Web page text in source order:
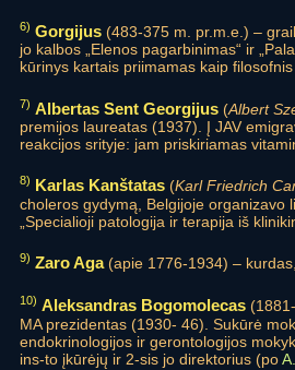
6) Gorgijus (483-375 m. pr.m.e.) –
jo kalbos „Elenos pagarbinimas“ ir
kūrinys kartais priimamas kaip
7) Albertas Sent Georgijus (Albert
premijos laureatas (1937). Į JAV
reakcijos srityje: jam priskiriamas
8) Karlas Kanštatas (Karl Friedrich
choleros gydymą, Belgijoje organizavo
„Specialioji patologija ir terapija iš
9) Zaro Aga(apie 1776-1934) –
10) Aleksandras Bogomolecas
MA prezidentas (1930- 46). Sukūrė
endokrinologijos ir gerontologijos
ins-to įkūrėjų ir 2-sis jo direktorius (po